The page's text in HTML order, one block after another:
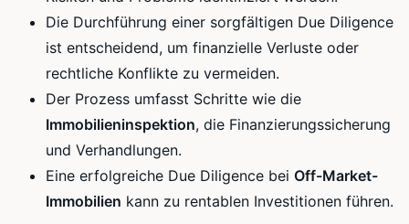
Die Durchführung einer sorgfältigen Due Diligence
ist entscheidend, um finanzielle Verluste oder
rechtliche Konflikte zu vermeiden.
Der Prozess umfasst Schritte wie die
Immobilieninspektion, die Finanzierungssicherung
und Verhandlungen.
Eine erfolgreiche Due Diligence bei Off-Market-
Immobilien kann zu rentablen Investitionen führen.